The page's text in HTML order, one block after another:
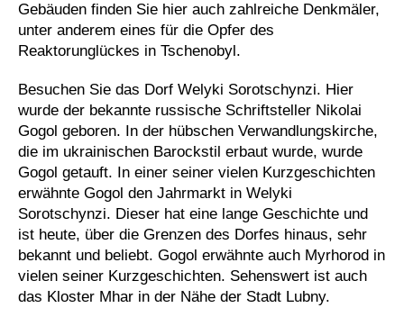
Gebäuden finden Sie hier auch zahlreiche Denkmäler,
unter anderem eines für die Opfer des
Reaktorunglückes in Tschenobyl.
Besuchen Sie das Dorf Welyki Sorotschynzi. Hier
wurde der bekannte russische Schriftsteller Nikolai
Gogol geboren. In der hübschen Verwandlungskirche,
die im ukrainischen Barockstil erbaut wurde, wurde
Gogol getauft. In einer seiner vielen Kurzgeschichten
erwähnte Gogol den Jahrmarkt in Welyki
Sorotschynzi. Dieser hat eine lange Geschichte und
ist heute, über die Grenzen des Dorfes hinaus, sehr
bekannt und beliebt. Gogol erwähnte auch Myrhorod in
vielen seiner Kurzgeschichten. Sehenswert ist auch
das Kloster Mhar in der Nähe der Stadt Lubny.